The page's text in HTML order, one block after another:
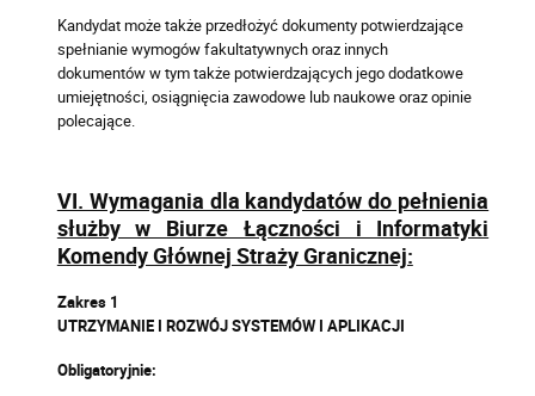
Kandydat może także przedłożyć dokumenty potwierdzające
spełnianie wymogów fakultatywnych oraz innych
dokumentów w tym także potwierdzających jego dodatkowe
umiejętności, osiągnięcia zawodowe lub naukowe oraz opinie
polecające.
VI. Wymagania dla kandydatów do pełnienia
służby w Biurze Łączności i Informatyki
Komendy Głównej Straży Granicznej:
Zakres 1
UTRZYMANIE I ROZWÓJ SYSTEMÓW I APLIKACJI
Obligatoryjnie: